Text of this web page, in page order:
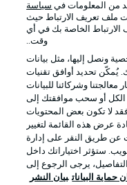
من المعلومات في سياسة
ملف تعريف الارتباط حيث
الارتباط الخاصة بك في أي
وقت..
ونصل إليها، مثل بيانات
يُمكّن تحديد أوافق تقنيات
وشركائنا للبيانات
الكل أو سحب موافقتك إلى
فقد لا تكون بعض المحتويات
عرض هذه القائمة لتغيير
عن طريق النقر على إدارة
ستؤثر اختياراتك داخل
يرجى الرجوع إلى
حماية البيانات بيان النشر